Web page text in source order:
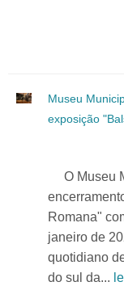
Museu
exposição
O Museu
Romana"
janeiro de
quotidiano
do sul da...